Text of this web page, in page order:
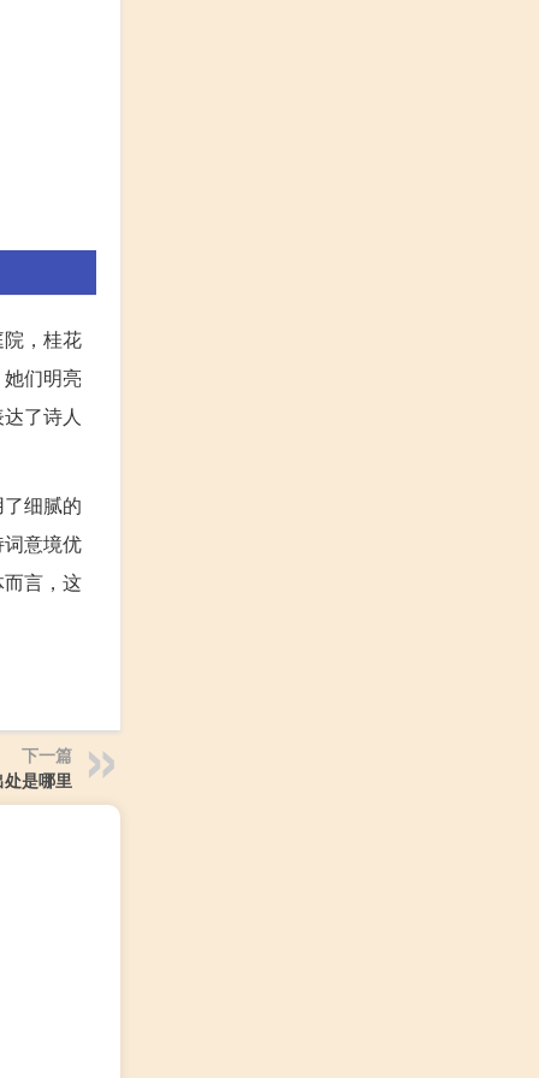
，桂花
们明亮
了诗人
细腻的
意境优
言，这
下一篇
处是哪里